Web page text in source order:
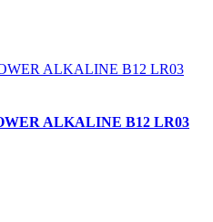
ALKALINE B12 LR03